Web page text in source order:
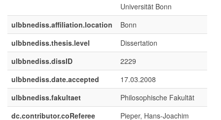
Universität Bonn
ulbbnediss.affiliation.location
Bonn
ulbbnediss.thesis.level
Dissertation
ulbbnediss.dissID
2229
ulbbnediss.date.accepted
17.03.2008
ulbbnediss.fakultaet
Philosophische Fakultät
dc.contributor.coReferee
Pieper, Hans-Joachim